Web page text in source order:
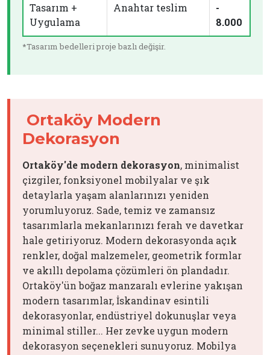
Tasarım +
Uygulama
Anahtar teslim
-
8.000
*Tasarım bedelleri proje bazlı değişir.
Ortaköy Modern
Dekorasyon
Ortaköy'de modern dekorasyon, minimalist
çizgiler, fonksiyonel mobilyalar ve şık
detaylarla yaşam alanlarınızı yeniden
yorumluyoruz. Sade, temiz ve zamansız
tasarımlarla mekanlarınızı ferah ve davetkar
hale getiriyoruz. Modern dekorasyonda açık
renkler, doğal malzemeler, geometrik formlar
ve akıllı depolama çözümleri ön plandadır.
Ortaköy'ün boğaz manzaralı evlerine yakışan
modern tasarımlar, İskandinav esintili
dekorasyonlar, endüstriyel dokunuşlar veya
minimal stiller... Her zevke uygun modern
dekorasyon seçenekleri sunuyoruz. Mobilya